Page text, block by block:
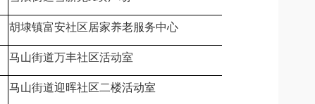
胡埭镇富安社区居家养老服务中心
马山街道万丰社区活动室
马山街道迎晖社区二楼活动室